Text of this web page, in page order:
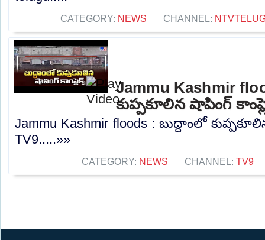
CATEGORY: NEWS CHANNEL:
Jammu Kashmir
కుప్పకూలిన షాపింగ్
Jammu Kashmir floods : బుద్దాంలో
TV9.....»»
CATEGORY: NEWS CHANNEL: TV9